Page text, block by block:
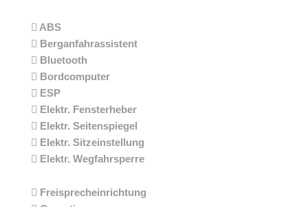
ABS
Berganfahrassistent
Bluetooth
Bordcomputer
ESP
Elektr. Fensterheber
Elektr. Seitenspiegel
Elektr. Sitzeinstellung
Elektr. Wegfahrsperre
Freisprecheinrichtung